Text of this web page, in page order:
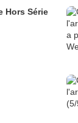
Hors Série